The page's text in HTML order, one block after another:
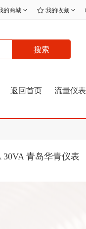
的商城 我的收藏
搜索
返回首页 流量仪表
青岛华青仪表